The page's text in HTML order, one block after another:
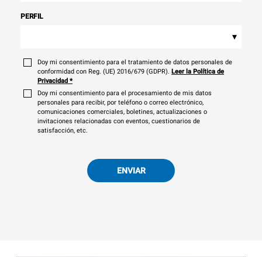
PERFIL
▾
Doy mi consentimiento para el tratamiento de datos personales de
conformidad con Reg. (UE) 2016/679 (GDPR). Leer la Política de
Privacidad *
Doy mi consentimiento para el procesamiento de mis datos
personales para recibir, por teléfono o correo electrónico,
comunicaciones comerciales, boletines, actualizaciones o
invitaciones relacionadas con eventos, cuestionarios de
satisfacción, etc.
ENVIAR